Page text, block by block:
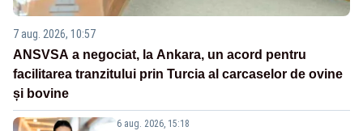
7 aug. 2026, 10:57
ANSVSA a negociat, la Ankara, un acord pentru
facilitarea tranzitului prin Turcia al carcaselor de ovine
și bovine
6 aug. 2026, 15:18